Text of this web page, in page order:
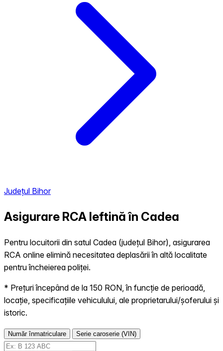
Județul Bihor
Asigurare RCA Ieftină în Cadea
Pentru locuitorii din satul Cadea (județul Bihor), asigurarea
RCA online elimină necesitatea deplasării în altă localitate
pentru încheierea poliței.
* Prețuri începând de la 150 RON, în funcție de perioadă,
locație, specificațiile vehiculului, ale proprietarului/șoferului și
istoric.
Număr înmatriculare Serie caroserie (VIN)